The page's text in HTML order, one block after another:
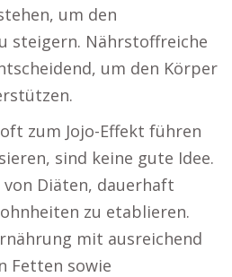
um den
steigern. Nährstoffreiche
um den Körper
zum Jojo-Effekt führen
sind keine gute Idee.
Diäten, dauerhaft
zu etablieren.
mit ausreichend
Fetten sowie